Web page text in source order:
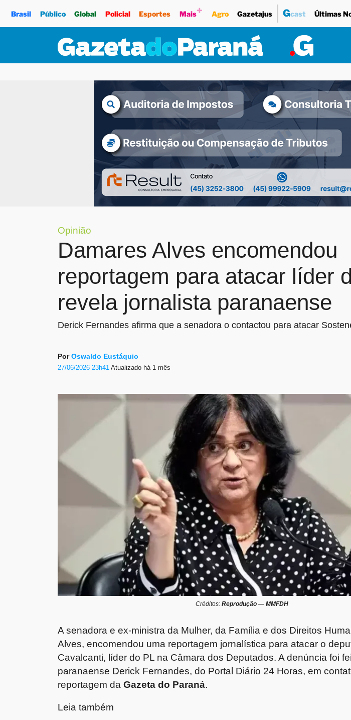
Brasil Público Global Policial Esportes Mais+ Agro Gazetajus Gcast Últimas
Opinião
Damares Alves encomendou
reportagem para atacar líder
revela jornalista paranaense
Derick Fernandes afirma que a senadora o contactou para atacar
PorOswaldo Eustáquio
27/06/2026 23h41Atualizado há 1 mês
Créditos: Reprodução — MMFDH
A senadora e ex-ministra da Mulher, da Família e dos Direitos
Alves, encomendou uma reportagem jornalística para atacar o
Cavalcanti, líder do PL na Câmara dos Deputados. A denúncia foi
paranaense Derick Fernandes, do Portal Diário 24 Horas, em
reportagem daGazeta do Paraná.
Leia também